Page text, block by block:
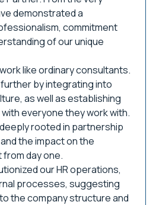
demonstrated a
commitment
of our unique
like ordinary consultants.
by integrating into
as well as establishing
everyone they work with.
rooted in partnership
the impact on the
day one.
our HR operations,
processes, suggesting
the company structure and